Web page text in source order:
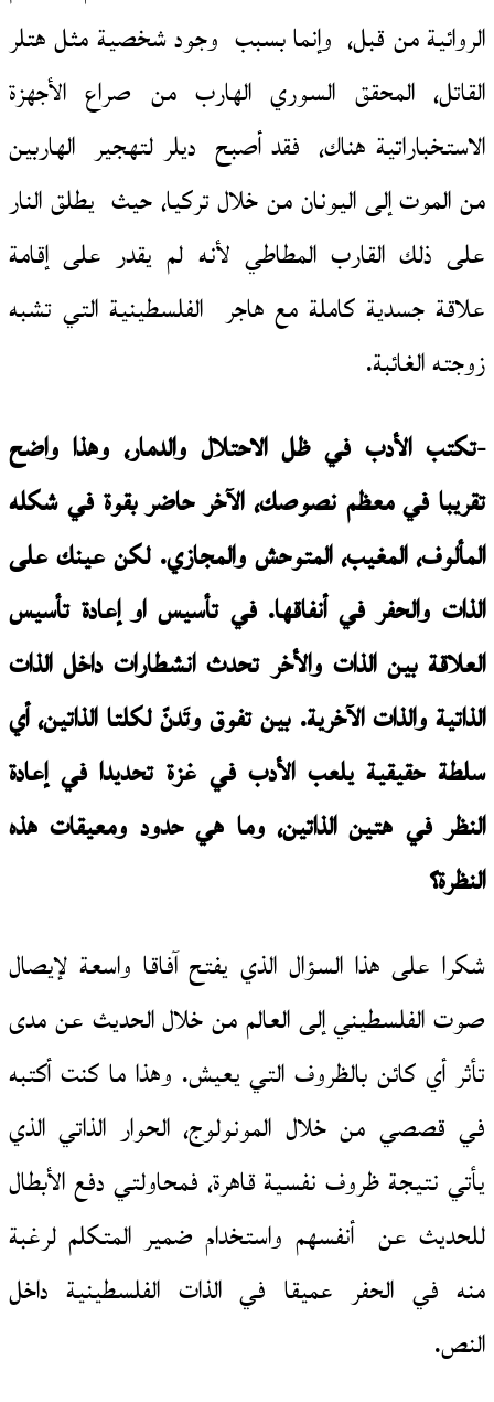
الروائية من قبل، وإنما بسبب وجود شخصية مثل هتلر
القاتل، المحقق السوري الهارب من صراع الأجهزة
الاستخباراتية هناك، فقد أصبح ديلر لتهجير الهاربين
من الموت إلى اليونان من خلال تركيا، حيث يطلق النار
على ذلك القارب المطاطي لأنه لم يقدر على إقامة
علاقة جسدية كاملة مع هاجر الفلسطينية التي تشبه
زوجته الغائبة.
-تكتب الأدب في ظل الاحتلال والدمار، وهذا واضح
تقريبا في معظم نصوصك، الآخر حاضر بقوة في شكله
المألوف، المغيب، المتوحش والمجازي. لكن عينك على
الذات والحفر في أنفاقها. في تأسيس او إعادة تأسيس
العلاقة بين الذات والأخر تحدث انشطارات داخل الذات
الذاتية والذات الآخرية. بين تفوق وتَدنّ لكلتا الذاتين، أي
سلطة حقيقية يلعب الأدب في غزة تحديدا في إعادة
النظر في هتين الذاتين، وما هي حدود ومعيقات هذه
النظرة؟
شكرا على هذا السؤال الذي يفتح آفاقا واسعة لإيصال
صوت الفلسطيني إلى العالم من خلال الحديث عن مدى
تأثر أي كائن بالظروف التي يعيش. وهذا ما كنت أكتبه
في قصصي من خلال المونولوج، الحوار الذاتي الذي
يأتي نتيجة ظروف نفسية قاهرة، فمحاولتي دفع الأبطال
للحديث عن أنفسهم واستخدام ضمير المتكلم لرغبة
منه في الحفر عميقا في الذات الفلسطينية داخل
النص.